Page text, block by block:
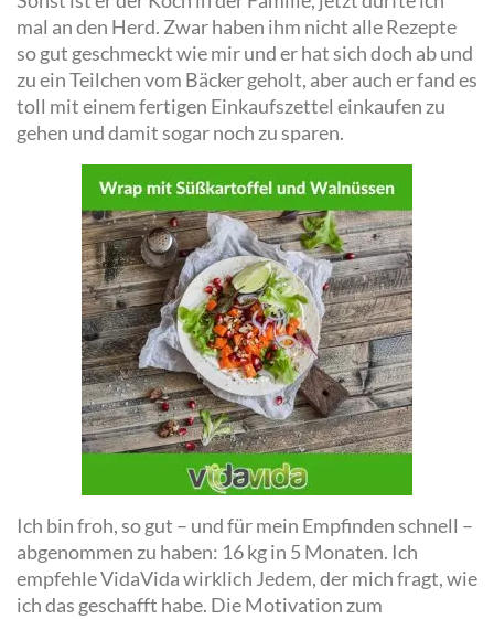
mal an den Herd. Zwar haben ihm nicht alle Rezepte
so gut geschmeckt wie mir und er hat sich doch ab und
zu ein Teilchen vom Bäcker geholt, aber auch er fand es
toll mit einem fertigen Einkaufszettel einkaufen zu
gehen und damit sogar noch zu sparen.
Ich bin froh, so gut – und für mein Empfinden schnell –
abgenommen zu haben: 16 kg in 5 Monaten. Ich
empfehle VidaVida wirklich Jedem, der mich fragt, wie
ich das geschafft habe. Die Motivation zum